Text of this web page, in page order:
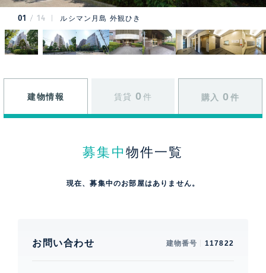
01 14 ルシマン月島 外観ひき
建物情報 賃貸 0 件 購入 0 件
募集中 物件一覧
現在、募集中のお部屋はありません。
お問い合わせ 建物番号 117822